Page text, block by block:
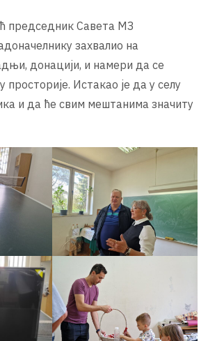
председник Савета МЗ
захвалио на
донацији, и намери да се
просторије. Истакао је да у селу
и да ће свим мештанима значиту